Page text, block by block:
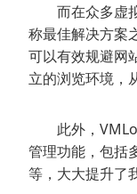
而在众多虚拟
称最佳解决方案
可以有效规避网
立的浏览环境，
此外，
管理功能，包括
等，大大提升了